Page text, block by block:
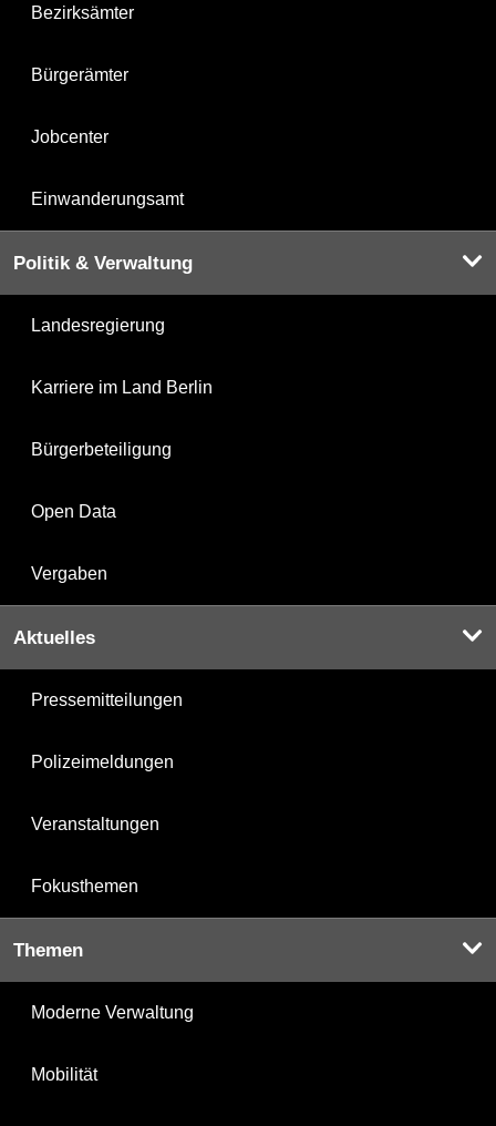
Bezirksämter
Bürgerämter
Jobcenter
Einwanderungsamt
Politik & Verwaltung
Landesregierung
Karriere im Land Berlin
Bürgerbeteiligung
Open Data
Vergaben
Aktuelles
Pressemitteilungen
Polizeimeldungen
Veranstaltungen
Fokusthemen
Themen
Moderne Verwaltung
Mobilität